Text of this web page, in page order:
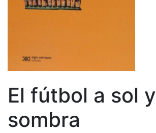
El fútbol a sol y
sombra